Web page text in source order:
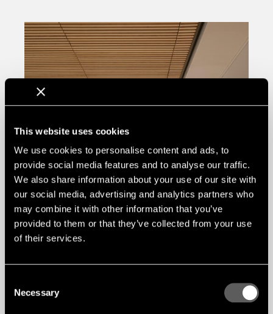
This website uses cookies
We use cookies to personalise content and ads, to
provide social media features and to analyse our traffic.
We also share information about your use of our site with
our social media, advertising and analytics partners who
may combine it with other information that you’ve
provided to them or that they’ve collected from your use
of their services.
Selection
Necessary